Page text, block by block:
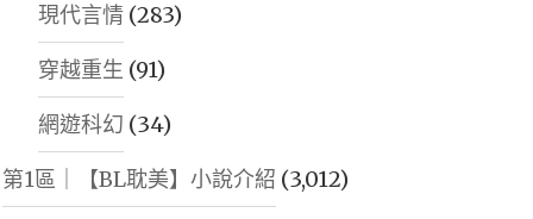
現代言情(283)
穿越重生 (91)
網遊科幻 (34)
第1區｜【BL耽美】小說介紹 (3,012)